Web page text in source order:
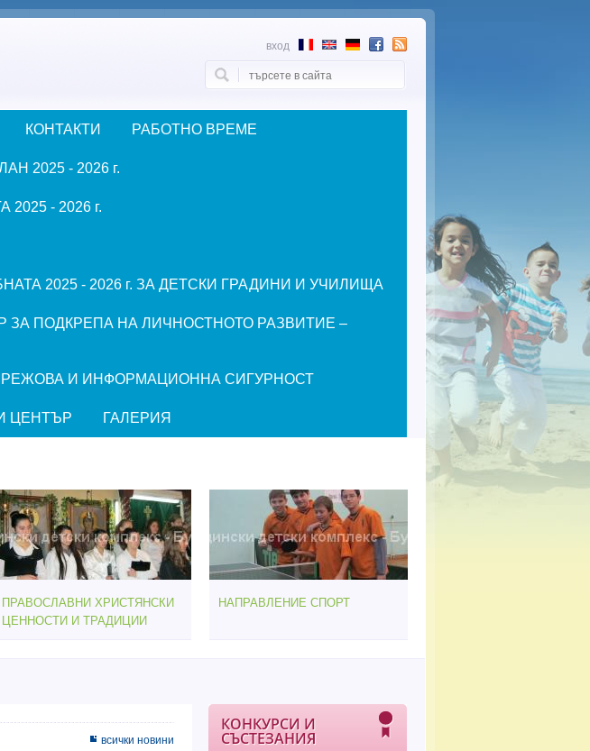
вход
Форма за търсене
КОНТАКТИ РАБОТНО ВРЕМЕ
2025 - 2026 г.
- 2026 г.
2025 - 2026 г. ЗА ДЕТСКИ ГРАДИНИ И УЧИЛИЩА
ЗА ПОДКРЕПА НА ЛИЧНОСТНОТО РАЗВИТИЕ –
И ИНФОРМАЦИОННА СИГУРНОСТ
ЦЕНТЪР ГАЛЕРИЯ
ПРАВОСЛАВНИ ХРИСТЯНСКИ
ЦЕННОСТИ И ТРАДИЦИИ
НАПРАВЛЕНИЕ СПОРТ
всички новини
КОНКУРСИ И
СЪСТЕЗАНИЯ